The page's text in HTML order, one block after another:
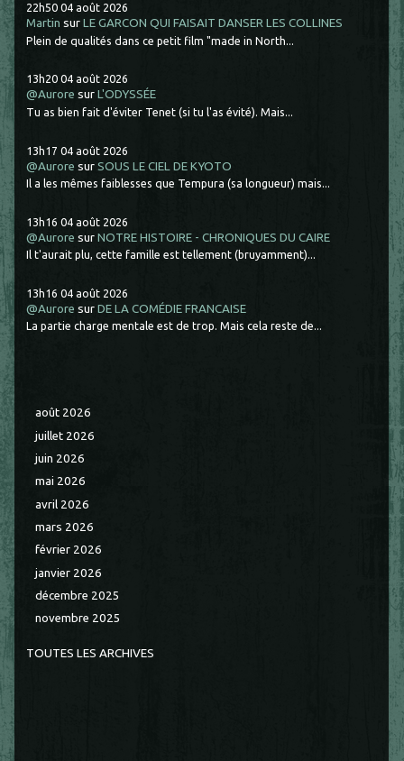
22h50 04 août 2026
Martin surLE GARCON QUI FAISAIT DANSER LES COLLINES
Plein de qualités dans ce petit film "made in North...
13h20 04 août 2026
@Aurore surL'ODYSSÉE
Tu as bien fait d'éviter Tenet (si tu l'as évité). Mais...
13h17 04 août 2026
@Aurore surSOUS LE CIEL DE KYOTO
Il a les mêmes faiblesses que Tempura (sa longueur) mais...
13h16 04 août 2026
@Aurore surNOTRE HISTOIRE - CHRONIQUES DU CAIRE
Il t'aurait plu, cette famille est tellement (bruyamment)...
13h16 04 août 2026
@Aurore surDE LA COMÉDIE FRANCAISE
La partie charge mentale est de trop. Mais cela reste de...
août 2026
juillet 2026
juin 2026
mai 2026
avril 2026
mars 2026
février 2026
janvier 2026
décembre 2025
novembre 2025
TOUTES LES ARCHIVES